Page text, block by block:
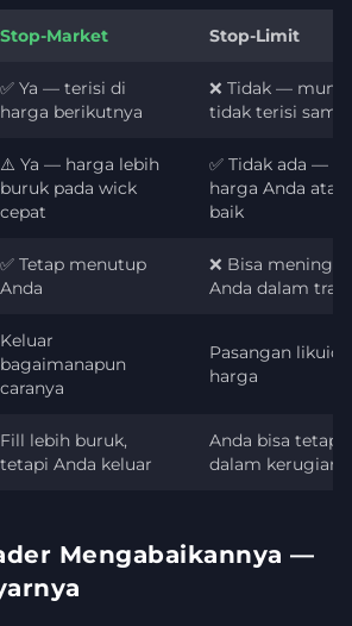
Stop-Market Stop-Limit
✅ Ya — terisi di
harga berikutnya
❌ Tidak —
tidak terisi sama
⚠️ Ya — harga lebih
buruk pada wick
cepat
✅ Tidak ada —
harga Anda
baik
✅ Tetap menutup
Anda
❌ Bisa
Anda dalam
Keluar
bagaimanapun
caranya
Pasangan
harga
Fill lebih buruk,
tetapi Anda keluar
Anda bisa tetap
dalam kerugian
Mengabaikannya —